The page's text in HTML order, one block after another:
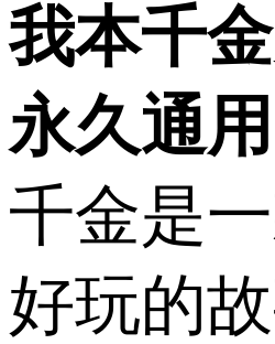
我本千
永久通用
千金是
好玩的